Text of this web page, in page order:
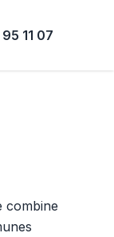
11 07
combine